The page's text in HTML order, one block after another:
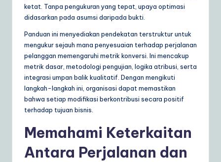
o
A
&
S
ft
w
ketat. Tanpa pengukuran yang tepat, upaya optimasi
didasarkan pada asumsi daripada bukti.
Panduan ini menyediakan pendekatan terstruktur untuk
mengukur sejauh mana penyesuaian terhadap perjalanan
pelanggan memengaruhi metrik konversi. Ini mencakup
metrik dasar, metodologi pengujian, logika atribusi, serta
integrasi umpan balik kualitatif. Dengan mengikuti
langkah-langkah ini, organisasi dapat memastikan
bahwa setiap modifikasi berkontribusi secara positif
terhadap tujuan bisnis.
Memahami Keterkaitan
Antara Perjalanan dan